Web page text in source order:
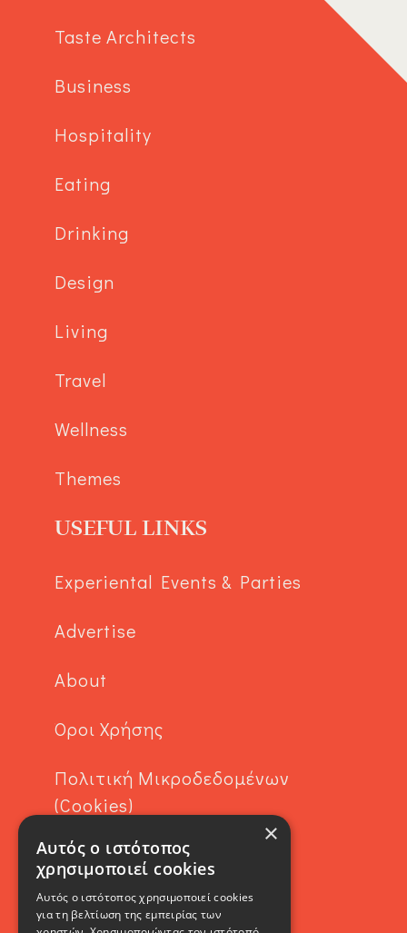
Taste Architects
Business
Hospitality
Eating
Drinking
Design
Living
Travel
Wellness
Themes
USEFUL LINKS
Experiental Events & Parties
Advertise
About
Όροι Χρήσης
Πολιτική Μικροδεδομένων
(Cookies)
Contact
×
Αυτός ο ιστότοπος
χρησιμοποιεί cookies
Αυτός ο ιστότοπος χρησιμοποιεί cookies
για τη βελτίωση της εμπειρίας των